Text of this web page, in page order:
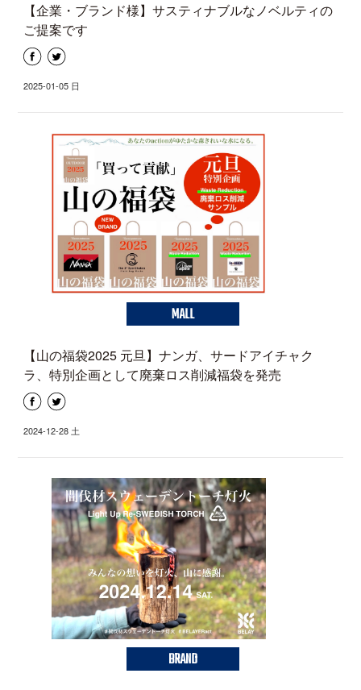
【企業・ブランド様】サスティナブルなノベルティの
ご提案です
2025-01-05 日
MALL
【山の福袋2025 元旦】ナンガ、サードアイチャク
ラ、特別企画として廃棄ロス削減福袋を発売
2024-12-28 土
BRAND